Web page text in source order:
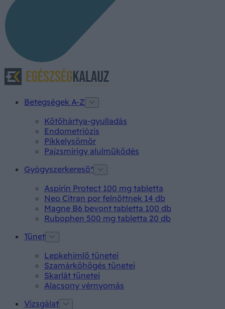
Betegségek A-Z
Kötőhártya-gyulladás
Endometriózis
Pikkelysömör
Pajzsmirigy alulműködés
Gyógyszerkereső*
Aspirin Protect 100 mg tabletta
Neo Citran por felnőttnek 14 db
Magne B6 bevont tabletta 100 db
Rubophen 500 mg tabletta 20 db
Tünet
Lepkehimlő tünetei
Szamárköhögés tünetei
Skarlát tünetei
Alacsony vérnyomás
Vizsgálat